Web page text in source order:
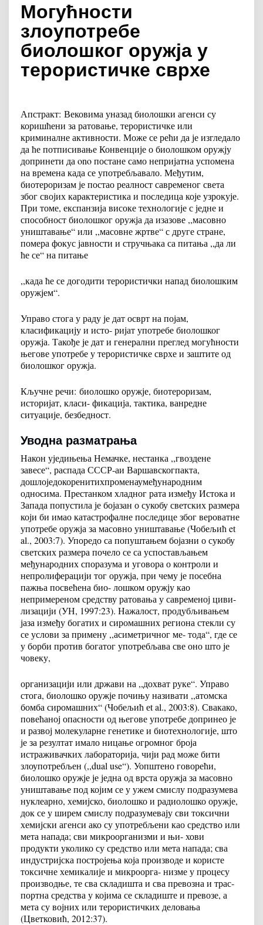
Могућности
злоупотребе
биолошког оружја у
терористичке сврхе
Апстракт: Вековима уназад биолошки агенси су
коришћени за ратовање, терористичке или
криминалне активности. Може се рећи да је изгледало
да ће потписивање Конвенције о биолошком оружју
допринети да ono постане само непријатна успомена
на времена када се употребљавало. Међутим,
биотероризам је постао реалност савременог света
због својих карактеристика и последица које узрокује.
При томе, експанзија високе технологије с једне и
способност биолошког оружја да изазове ,,масовно
уништавање“ или ,,масовне жртве“ с друге стране,
помера фокус јавности и стручњака са питања ,,да ли
ће се“ на питање
,,када ће се догодити терористички напад биолошким
оружјем“.
Управо стога у раду је дат осврт на појам,
класификацију и исто- ријат употребе биолошког
оружја. Такође је дат и генерални преглед могућности
његове употребе у терористичке сврхе и заштите од
биолошког оружја.
Кључне речи: биолошко оружје, биотероризам,
историјат, класи- фикација, тактика, ванредне
ситуације, безбедност.
Уводна разматрања
Након уједињења Немачке, нестанка ,,гвоздене
завесе“, распада СССР-аи Варшавскогпакта,
дошлоједокоренитихпроменаумеђународним
односима. Престанком хладног рата између Истока и
Запада попустила је бојазан о сукобу светских размера
који би имао катастрофалне последице због вероватне
употребе оружја за масовно уништавање (Чобељић et
al., 2003:7). Упоредо са попуштањем бојазни о сукобу
светских размера почело се са успостављањем
међународних споразума и уговора о контроли и
непролиферацији тог оружја, при чему је посебна
пажња посвећена био- лошком оружју као
непримереном средству ратовања у савременој циви-
лизацији (УН, 1997:23). Нажалост, продубљивањем
јаза између богатих и сиромашних региона стекли су
се услови за примену ,,асиметричног ме- тодa“, где се
у борби против богатог употребљава све оно што је
човеку,
организацији или држави на ,,дохват руке“. Управо
стога, биолошко оружје почињу називати ,,атомска
бомба сиромашних“ (Чобељић еt al., 2003:8). Свакако,
повећаној опасности од његове употребе допринео је
и развој молекуларне генетике и биотехнологије, што
је за резултат имало ницање огромног броја
истраживачких лабораторија, чији рад може бити
злоупотребљен (,,dual use“). Уопштено говорећи,
биолошко оружје је једна од врста оружја за масовно
уништавање под којим се у ужем смислу подразумева
нуклеарно, хемијско, биолошко и радиолошко оружје,
док се у ширем смислу подразумевају сви токсични
хемијски агенси ако су употребљени као средство или
мета напада; сви микроорганизми и њи- хови
продукти уколико су средство или мета напада; сва
индустријска постројења која производе и користе
токсичне хемикалије и микроорга- низме у процесу
производње, те сва складишта и сва превозна и трас-
портна средства у којима се складиште и превозе, а
мета су војних или терористичких деловања
(Цветковић, 2012:37).